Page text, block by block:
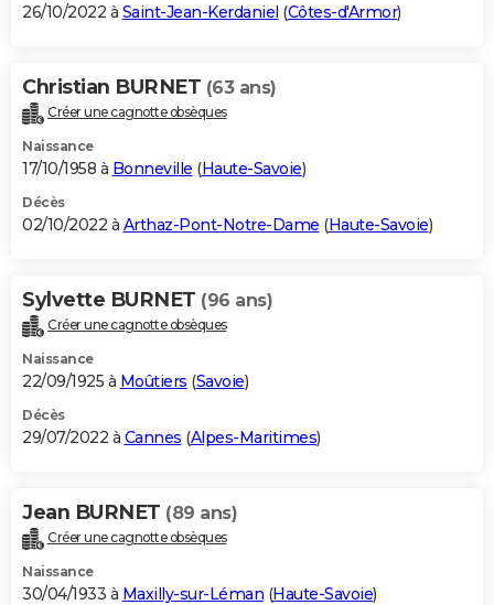
26/10/2022 à Saint-Jean-Kerdaniel (Côtes-d'Armor)
Christian BURNET (63 ans)
Créer une cagnotte obsèques
Naissance
17/10/1958 à Bonneville (Haute-Savoie)
Décès
02/10/2022 à Arthaz-Pont-Notre-Dame (Haute-Savoie)
Sylvette BURNET (96 ans)
Créer une cagnotte obsèques
Naissance
22/09/1925 à Moûtiers (Savoie)
Décès
29/07/2022 à Cannes (Alpes-Maritimes)
Jean BURNET (89 ans)
Créer une cagnotte obsèques
Naissance
30/04/1933 à Maxilly-sur-Léman (Haute-Savoie)